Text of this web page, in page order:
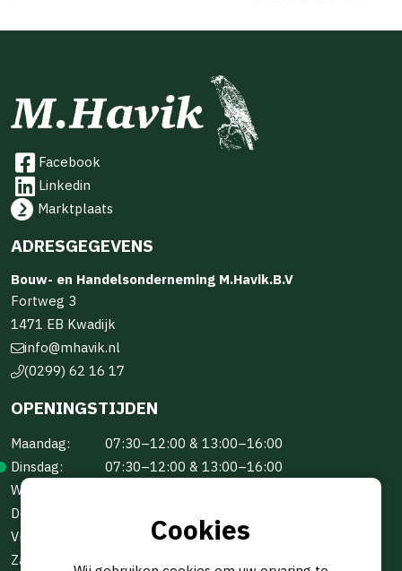
Facebook
Linkedin
Marktplaats
ADRESGEGEVENS
Bouw- en Handelsonderneming M.Havik.B.V
Fortweg 3
1471 EB Kwadijk
info@mhavik.nl
(0299) 62 16 17
OPENINGSTIJDEN
Maandag:
07:30–12:00 & 13:00–16:00
Dinsdag:
07:30–12:00 & 13:00–16:00
Woensdag:
Donderdag:
Vrijdag:
07:30–12:00 & 13:00–16:00
Zaterdag:
Cookies